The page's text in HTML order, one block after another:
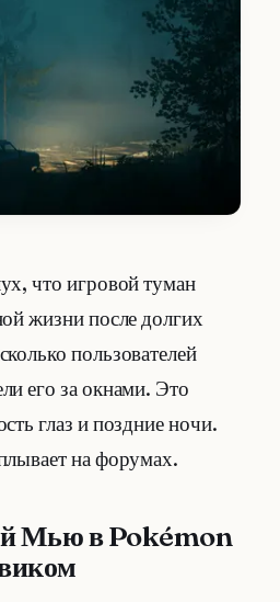
что игровой туман
жизни после долгих
пользователей
его за окнами. Это
глаз и поздние ночи.
на форумах.
Мью в Pokémon